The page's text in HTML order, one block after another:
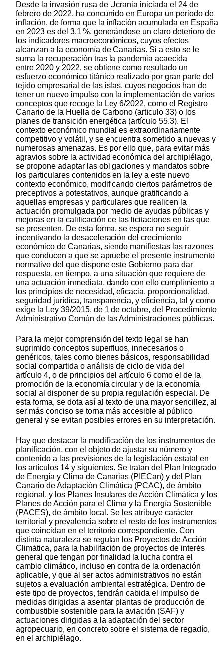
Desde la invasión rusa de Ucrania iniciada el 24 de
febrero de 2022, ha concurrido en Europa un periodo de
inflación, de forma que la inflación acumulada en España
en 2023 es del 3,1 %, generándose un claro deterioro de
los indicadores macroeconómicos, cuyos efectos
alcanzan a la economía de Canarias. Si a esto se le
suma la recuperación tras la pandemia acaecida
entre 2020 y 2022, se obtiene como resultado un
esfuerzo económico titánico realizado por gran parte del
tejido empresarial de las islas, cuyos negocios han de
tener un nuevo impulso con la implementación de varios
conceptos que recoge la Ley 6/2022, como el Registro
Canario de la Huella de Carbono (artículo 33) o los
planes de transición energética (artículo 55.3). El
contexto económico mundial es extraordinariamente
competitivo y volátil, y se encuentra sometido a nuevas y
numerosas amenazas. Es por ello que, para evitar más
agravios sobre la actividad económica del archipiélago,
se propone adaptar las obligaciones y mandatos sobre
los particulares contenidos en la ley a este nuevo
contexto económico, modificando ciertos parámetros de
preceptivos a potestativos, aunque gratificando a
aquellas empresas y particulares que realicen la
actuación promulgada por medio de ayudas públicas y
mejoras en la calificación de las licitaciones en las que
se presenten. De esta forma, se espera no seguir
incentivando la desaceleración del crecimiento
económico de Canarias, siendo manifiestas las razones
que conducen a que se apruebe el presente instrumento
normativo del que dispone este Gobierno para dar
respuesta, en tiempo, a una situación que requiere de
una actuación inmediata, dando con ello cumplimiento a
los principios de necesidad, eficacia, proporcionalidad,
seguridad jurídica, transparencia, y eficiencia, tal y como
exige la Ley 39/2015, de 1 de octubre, del Procedimiento
Administrativo Común de las Administraciones públicas.
Para la mejor comprensión del texto legal se han
suprimido conceptos superfluos, innecesarios o
genéricos, tales como bienes básicos, responsabilidad
social compartida o análisis de ciclo de vida del
artículo 4, o de principios del artículo 6 como el de la
promoción de la economía circular y de la economía
social al disponer de su propia regulación especial. De
esta forma, se dota así al texto de una mayor sencillez, al
ser más conciso se torna más accesible al público
general y se evitan posibles errores en su interpretación.
Hay que destacar la modificación de los instrumentos de
planificación, con el objeto de ajustar su número y
contenido a las previsiones de la legislación estatal en
los artículos 14 y siguientes. Se tratan del Plan Integrado
de Energía y Clima de Canarias (PIECan) y del Plan
Canario de Adaptación Climática (PCAC), de ámbito
regional, y los Planes Insulares de Acción Climática y los
Planes de Acción para el Clima y la Energía Sostenible
(PACES), de ámbito local. Se les atribuye carácter
territorial y prevalencia sobre el resto de los instrumentos
que coincidan en el territorio correspondiente. Con
distinta naturaleza se regulan los Proyectos de Acción
Climática, para la habilitación de proyectos de interés
general que tengan por finalidad la lucha contra el
cambio climático, incluso en contra de la ordenación
aplicable, y que al ser actos administrativos no están
sujetos a evaluación ambiental estratégica. Dentro de
este tipo de proyectos, tendrán cabida el impulso de
medidas dirigidas a asentar plantas de producción de
combustible sostenible para la aviación (SAF) y
actuaciones dirigidas a la adaptación del sector
agropecuario, en concreto sobre el sistema de regadío,
en el archipiélago.